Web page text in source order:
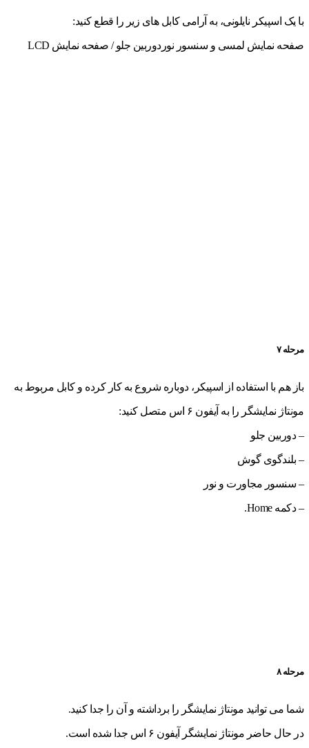
با یک اسپیکر نایلونی، به آرامی کابل های زیر را قطع کنید:
صفحه نمایش لمسی و سنسور نوردوربین جلو / صفحه نمایش LCD
مرحله ۷
باز هم با استفاده از اسپیکر، دوباره شروع به کار کرده و کابل مربوط به
مونتاژ نمایشگر را به آیفون ۶ اس متصل کنید:
– دوربین جلو
– بلندگوی گوش
– سنسور مجاورت و نور
– دکمه Home.
مرحله ۸
شما می توانید مونتاژ نمایشگر را برداشته و آن را جدا کنید.
در حال حاضر مونتاژ نمایشگر آیفون ۶ اس جدا شده است.